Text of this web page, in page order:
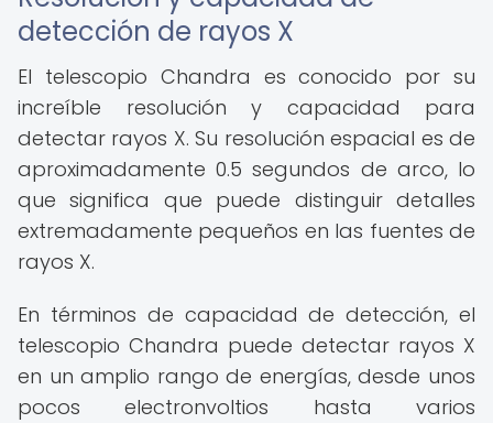
detección de rayos X
El telescopio Chandra es conocido por su
increíble resolución y capacidad para
detectar rayos X. Su resolución espacial es de
aproximadamente 0.5 segundos de arco, lo
que significa que puede distinguir detalles
extremadamente pequeños en las fuentes de
rayos X.
En términos de capacidad de detección, el
telescopio Chandra puede detectar rayos X
en un amplio rango de energías, desde unos
pocos electronvoltios hasta varios